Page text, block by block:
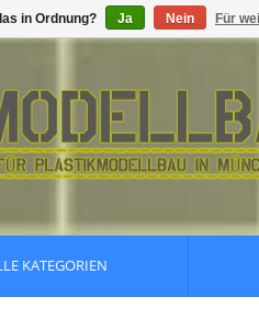
KATEGORIEN
in Ordnung? Ja Nein Für